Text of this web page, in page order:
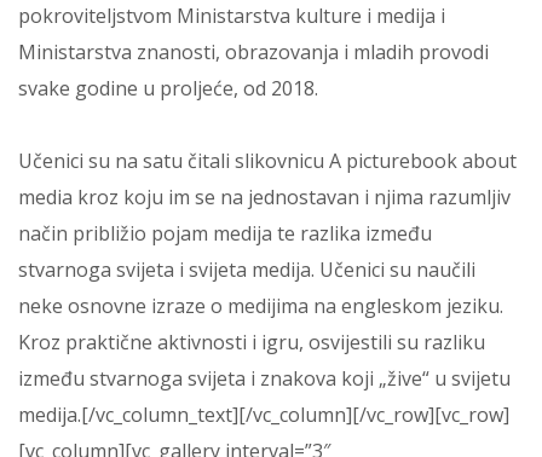
pokroviteljstvom Ministarstva kulture i medija i
Ministarstva znanosti, obrazovanja i mladih provodi
svake godine u proljeće, od 2018.
Učenici su na satu čitali slikovnicu A picturebook about
media kroz koju im se na jednostavan i njima razumljiv
način približio pojam medija te razlika između
stvarnoga svijeta i svijeta medija. Učenici su naučili
neke osnovne izraze o medijima na engleskom jeziku.
Kroz praktične aktivnosti i igru, osvijestili su razliku
između stvarnoga svijeta i znakova koji „žive“ u svijetu
medija.[/vc_column_text][/vc_column][/vc_row][vc_row]
[vc_column][vc_gallery interval=”3″